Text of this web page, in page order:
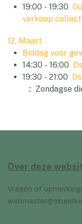
19:00 - 19:30
verkoop
12. Maart
Biddag voor
14:30 - 16:00
19:30 - 21:00
:: Zondagse
Over deze
Vragen of